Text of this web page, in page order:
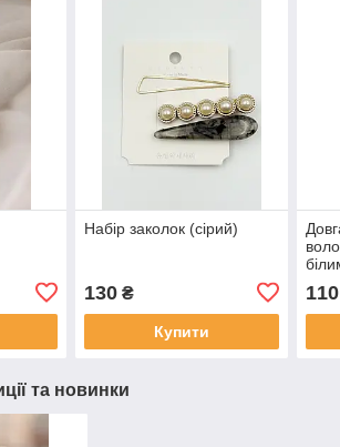
Набір заколок (сірий)
130₴
Купити
110
та новинки